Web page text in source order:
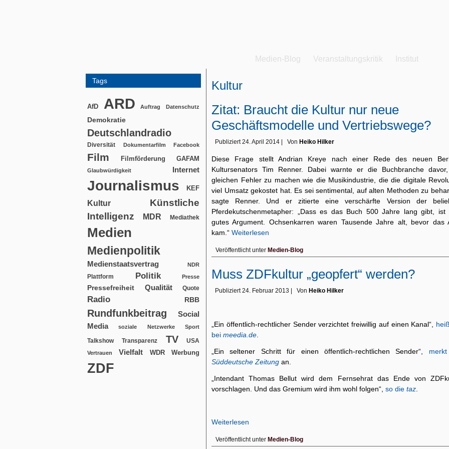
Medien-Blog Veranstaltungskritik Institut
Tags
AfD ARD Auftrag Datenschutz
Demokratie
Deutschlandradio
Diversität Dokumentarfilm Facebook
Film Filmförderung GAFAM
Glaubwürdigkeit Internet
Journalismus KEF
Kultur
Künstliche
Intelligenz
MDR Mediathek
Medien
Medienpolitik
Medienstaatsvertrag NDR
Plattform Politik Presse
Pressefreiheit Qualität Quote
Radio RBB
Rundfunkbeitrag
Social
Media
soziale Netzwerke Sport
Talkshow Transparenz TV USA
Vertrauen Vielfalt WDR Werbung
ZDF
Kultur
Zitat: Braucht die Kultur nur neue
Geschäftsmodelle und Vertriebswege?
Publiziert 24. April 2014 Von Heiko Hilker
Diese Frage stellt Andrian Kreye nach einer Rede des neuen
Kultursenators Tim Renner. Dabei warnte er die Buchbranche
gleichen Fehler zu machen wie die Musikindustrie, die die digitale
viel Umsatz gekostet hat. Es sei sentimental, auf alten Methoden zu
sagte Renner. Und er zitierte eine verschärfte Version der
Pferdekutschenmetapher: „Dass es das Buch 500 Jahre lang gibt, ist
gutes Argument. Ochsenkarren waren Tausende Jahre alt, bevor das
kam.“ Weiterlesen
Veröffentlicht unter Medien-Blog
Muss ZDFkultur „geopfert“ werden?
Publiziert 24. Februar 2013 Von Heiko Hilker
„Ein öffentlich-rechtlicher Sender verzichtet freiwillig auf einen Kanal“,
bei meedia.de
„Ein seltener Schritt für einen öffentlich-rechtlichen Sender“,
Süddeutsche Zeitung an.
„Intendant Thomas Bellut wird dem Fernsehrat das Ende von
vorschlagen. Und das Gremium wird ihm wohl folgen“, so die taz
Weiterlesen
Veröffentlicht unter Medien-Blog